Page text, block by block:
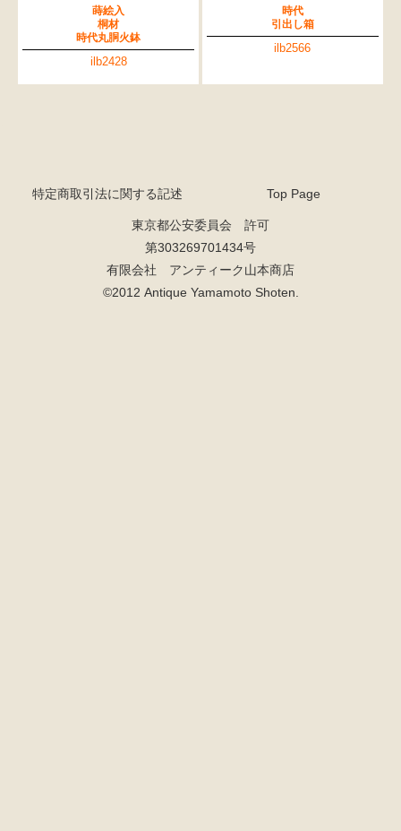
蒔絵入
桐材
時代丸胴火鉢
ilb2428
時代
引出し箱
ilb2566
特定商取引法に関する記述 Top Page
東京都公安委員会 許可
第303269701434号
有限会社 アンティーク山本商店
©2012 Antique Yamamoto Shoten.